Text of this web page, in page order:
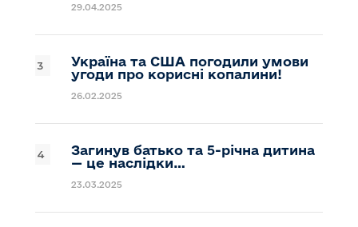
29.04.2025
Україна та США погодили умови
угоди про корисні копалини!
26.02.2025
Загинув батько та 5-річна дитина
— це наслідки…
23.03.2025